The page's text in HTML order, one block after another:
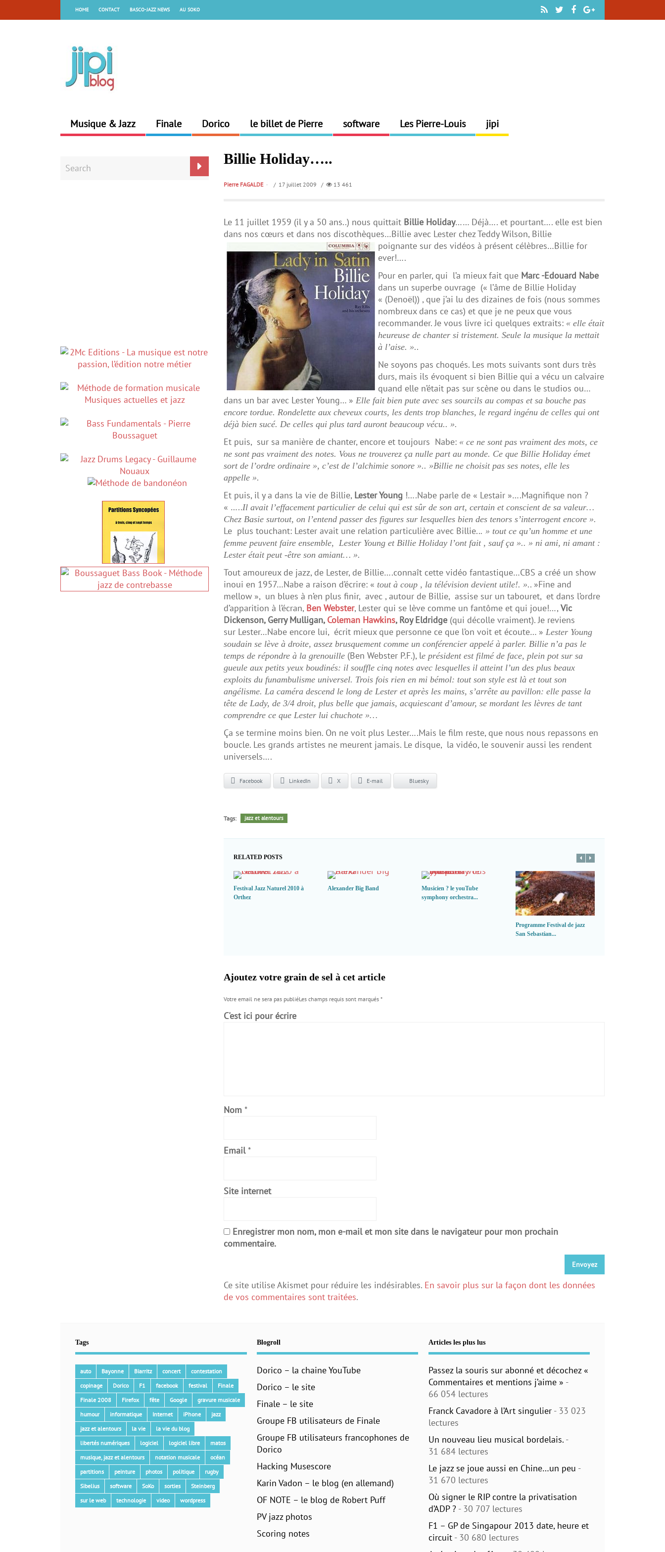
HOME CONTACT BASCO-JAZZ NEWS AU SOKO
Musique & Jazz Finale Dorico le billet de Pierre software Les Pierre-Louis jipi
Billie Holiday…..
Pierre FAGALDE / 17 juillet 2009 / 13 461
Le 11 juillet 1959 (il y a 50 ans..) nous quittait Billie Holiday…… Déjà…. et pourtant…. elle est bien
dans nos cœurs et dans nos discothèques…Billie avec Lester chez Teddy Wilson, Billie
poignante sur des vidéos à présent célèbres…Billie for
ever!….
Pour en parler, qui l’a mieux fait que Marc -Edouard Nabe
dans un superbe ouvrage (« l’âme de Billie Holiday
« (Denoël)) , que j’ai lu des dizaines de fois (nous sommes
nombreux dans ce cas) et que je ne peux que vous
recommander. Je vous livre ici quelques extraits: « elle était
heureuse de chanter si tristement. Seule la musique la mettait
à l’aise. »..
Ne soyons pas choqués. Les mots suivants sont durs très
durs, mais ils évoquent si bien Billie qui a vécu un calvaire
quand elle n’était pas sur scène ou dans le studios ou…
dans un bar avec Lester Young… » Elle fait bien pute avec ses sourcils au compas et sa bouche pas
encore tordue. Rondelette aux cheveux courts, les dents trop blanches, le regard ingénu de celles qui ont
déjà bien sucé. De celles qui plus tard auront beaucoup vécu.. ».
Et puis, sur sa manière de chanter, encore et toujours Nabe: « ce ne sont pas vraiment des mots, ce
ne sont pas vraiment des notes. Vous ne trouverez ça nulle part au monde. Ce que Billie Holiday émet
sort de l’ordre ordinaire », c’est de l’alchimie sonore ».. »Billie ne choisit pas ses notes, elle les
appelle ».
Et puis, il y a dans la vie de Billie, Lester Young !….Nabe parle de « Lestair »….Magnifique non ?
« …..Il avait l’effacement particulier de celui qui est sûr de son art, certain et conscient de sa valeur…
Chez Basie surtout, on l’entend passer des figures sur lesquelles bien des tenors s’interrogent encore ».
Le plus touchant: Lester avait une relation particulière avec Billie... » tout ce qu’un homme et une
femme peuvent faire ensemble, Lester Young et Billie Holiday l’ont fait , sauf ça ».. » ni ami, ni amant :
Lester était peut -être son amiant… ».
Tout amoureux de jazz, de Lester, de Billie….connaît cette vidéo fantastique…CBS a créé un show
inoui en 1957…Nabe a raison d’écrire: « tout à coup , la télévision devient utile!. ».. »Fine and
mellow », un blues à n’en plus finir, avec , autour de Billie, assise sur un tabouret, et dans l’ordre
d’apparition à l’écran, Ben Webster, Lester qui se lève comme un fantôme et qui joue!…, Vic
Dickenson, Gerry Mulligan, Coleman Hawkins, Roy Eldridge (qui décolle vraiment). Je reviens
sur Lester…Nabe encore lui, écrit mieux que personne ce que l’on voit et écoute… » Lester Young
soudain se lève à droite, assez brusquement comme un conférencier appelé à parler. Billie n’a pas le
temps de répondre à la grenouille (Ben Webster P.F.), le président est filmé de face, plein pot sur sa
gueule aux petits yeux boudinés: il souffle cinq notes avec lesquelles il atteint l’un des plus beaux
exploits du funambulisme universel. Trois fois rien en mi bémol: tout son style est là et tout son
angélisme. La caméra descend le long de Lester et après les mains, s’arrête au pavillon: elle passe la
tête de Lady, de 3/4 droit, plus belle que jamais, acquiescant d’amour, se mordant les lèvres de tant
comprendre ce que Lester lui chuchote »…
Ça se termine moins bien. On ne voit plus Lester….Mais le film reste, que nous nous repassons en
boucle. Les grands artistes ne meurent jamais. Le disque, la vidéo, le souvenir aussi les rendent
universels….
Facebook LinkedIn X E-mail Bluesky
Tags: jazz et alentours
RELATED POSTS
Festival Jazz Naturel 2010 à
Orthez
Alexander Big Band
Musicien ? le youTube
symphony orchestra...
Programme Festival de jazz
San Sebastian...
Ajoutez votre grain de sel à cet article
Votre email ne sera pas publiéLes champs requis sont marqués *
C'est ici pour écrire
Nom *
Email *
Site internet
Enregistrer mon nom, mon e-mail et mon site dans le navigateur pour mon prochain
commentaire.
Ce site utilise Akismet pour réduire les indésirables. En savoir plus sur la façon dont les données
de vos commentaires sont traitées.
Tags
auto Bayonne Biarritz concert
contestation
copinage
Dorico F1 facebook festival
Finale
Finale 2008
Firefox fête Google
gravure musicale
humour
informatique Internet iPhone
jazz
jazz et alentours
la vie
la vie du blog
libertés numériques
logiciel logiciel libre
matos
musique, jazz et alentours
notation musicale
océan
partitions
peinture photos politique
rugby
Sibelius
software SoKo sorties
Steinberg
sur le web
technologie video wordpress
Blogroll
Dorico – la chaine YouTube
Dorico – le site
Finale – le site
Groupe FB utilisateurs de Finale
Groupe FB utilisateurs francophones de
Dorico
Hacking Musescore
Karin Vadon – le blog (en allemand)
OF NOTE – le blog de Robert Puff
PV jazz photos
Scoring notes
Articles les plus lus
Passez la souris sur abonné et décochez «
Commentaires et mentions j’aime » -
66 054 lectures
Franck Cavadore à l’Art singulier - 33 023
lectures
Un nouveau lieu musical bordelais. -
31 684 lectures
Le jazz se joue aussi en Chine…un peu -
31 670 lectures
Où signer le RIP contre la privatisation
d’ADP ? - 30 707 lectures
F1 – GP de Singapour 2013 date, heure et
circuit - 30 680 lectures